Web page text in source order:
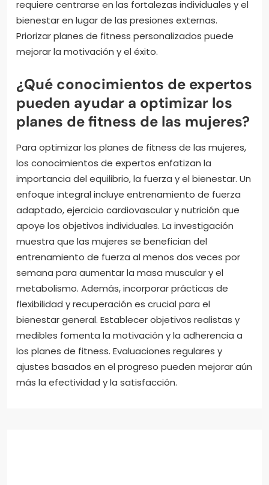
requiere centrarse en las fortalezas individuales y el
bienestar en lugar de las presiones externas.
Priorizar planes de fitness personalizados puede
mejorar la motivación y el éxito.
¿Qué conocimientos de expertos
pueden ayudar a optimizar los
planes de fitness de las mujeres?
Para optimizar los planes de fitness de las mujeres,
los conocimientos de expertos enfatizan la
importancia del equilibrio, la fuerza y el bienestar. Un
enfoque integral incluye entrenamiento de fuerza
adaptado, ejercicio cardiovascular y nutrición que
apoye los objetivos individuales. La investigación
muestra que las mujeres se benefician del
entrenamiento de fuerza al menos dos veces por
semana para aumentar la masa muscular y el
metabolismo. Además, incorporar prácticas de
flexibilidad y recuperación es crucial para el
bienestar general. Establecer objetivos realistas y
medibles fomenta la motivación y la adherencia a
los planes de fitness. Evaluaciones regulares y
ajustes basados en el progreso pueden mejorar aún
más la efectividad y la satisfacción.